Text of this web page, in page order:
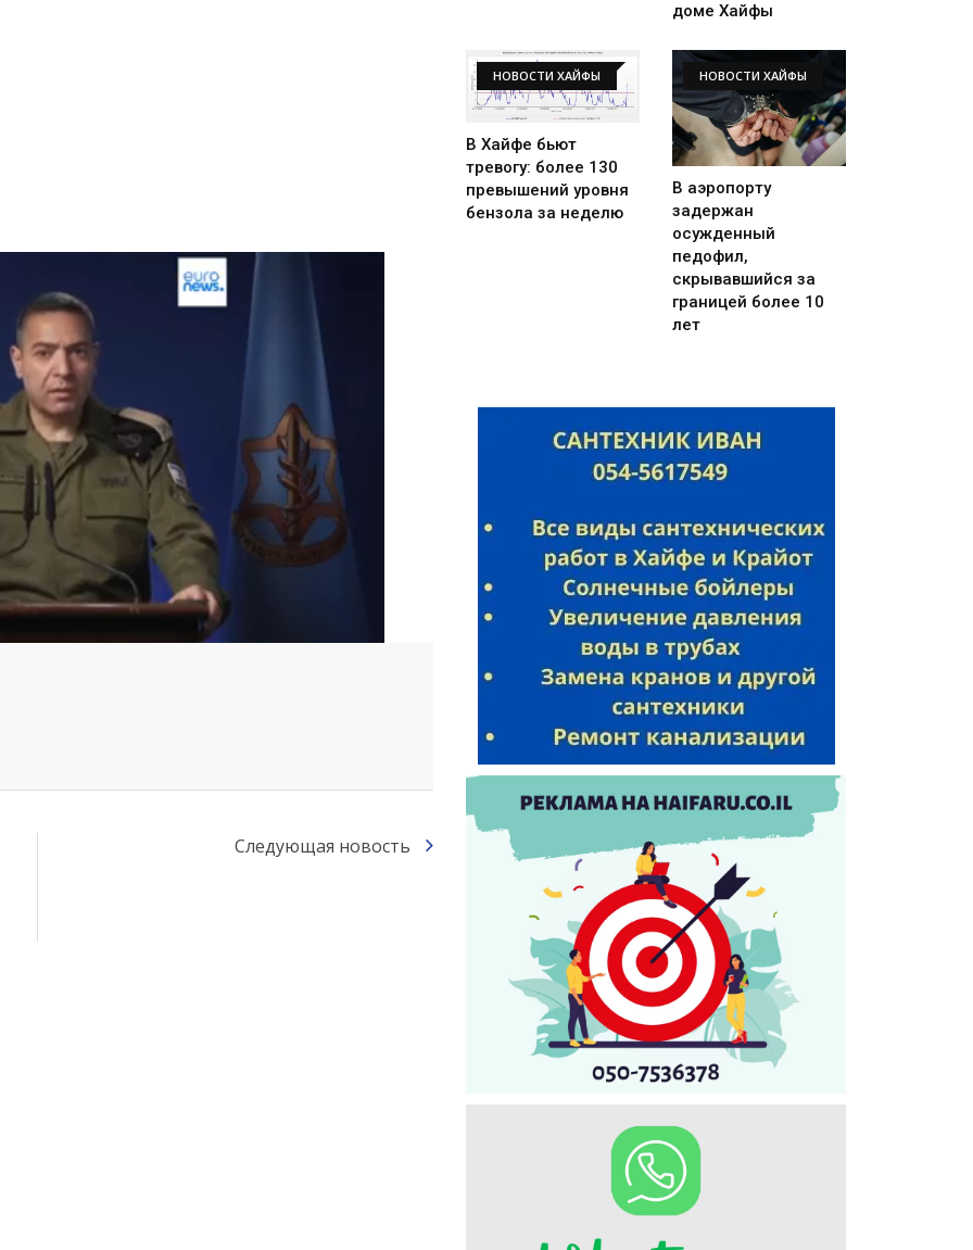
Следующая новость
доме Хайфы
НОВОСТИ ХАЙФЫ
В Хайфе бьют
тревогу: более 130
превышений уровня
бензола за неделю
НОВОСТИ ХАЙФЫ
В аэропорту
задержан
осужденный
педофил,
скрывавшийся за
границей более 10
лет